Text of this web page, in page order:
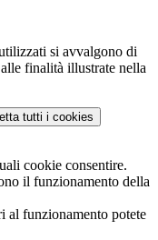
si avvalgono di
finalità illustrate nella
tutti i cookies
cookie consentire.
il funzionamento della
al funzionamento potete